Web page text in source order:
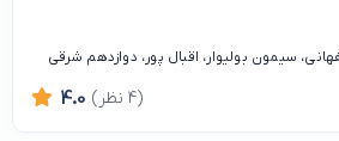
سیمون بولیوار، اقبال پور، دوازدهم شرقی
4.0 (4 نظر)